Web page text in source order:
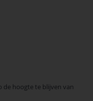
de hoogte te blijven van